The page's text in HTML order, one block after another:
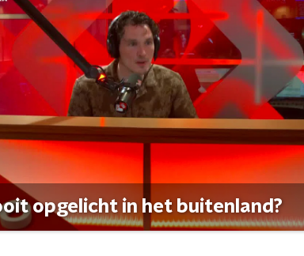
opgelicht in het buitenland?